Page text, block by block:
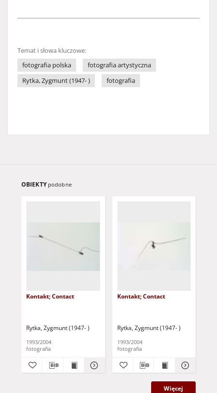
Temat i słowa kluczowe:
fotografia polska
fotografia artystyczna
Rytka, Zygmunt (1947- )
fotografia
OBIEKTY podobne
Kontakt; Contact
Rytka, Zygmunt (1947- )
1993/2004
fotografia
Kontakt; Contact
Rytka, Zygmunt (1947- )
1993/2004
fotografia
Więcej